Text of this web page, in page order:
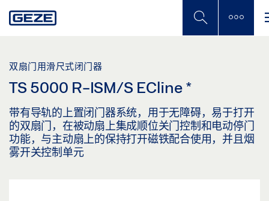
to
双扇门用滑尺式闭门器
TS 5000 R-ISM/S ECline *
带有导轨的上置闭门器系统，用于无障碍，易于打开
的双扇门，在被动扇上集成顺位关门控制和电动停门
功能，与主动扇上的保持打开磁铁配合使用，并且烟
雾开关控制单元